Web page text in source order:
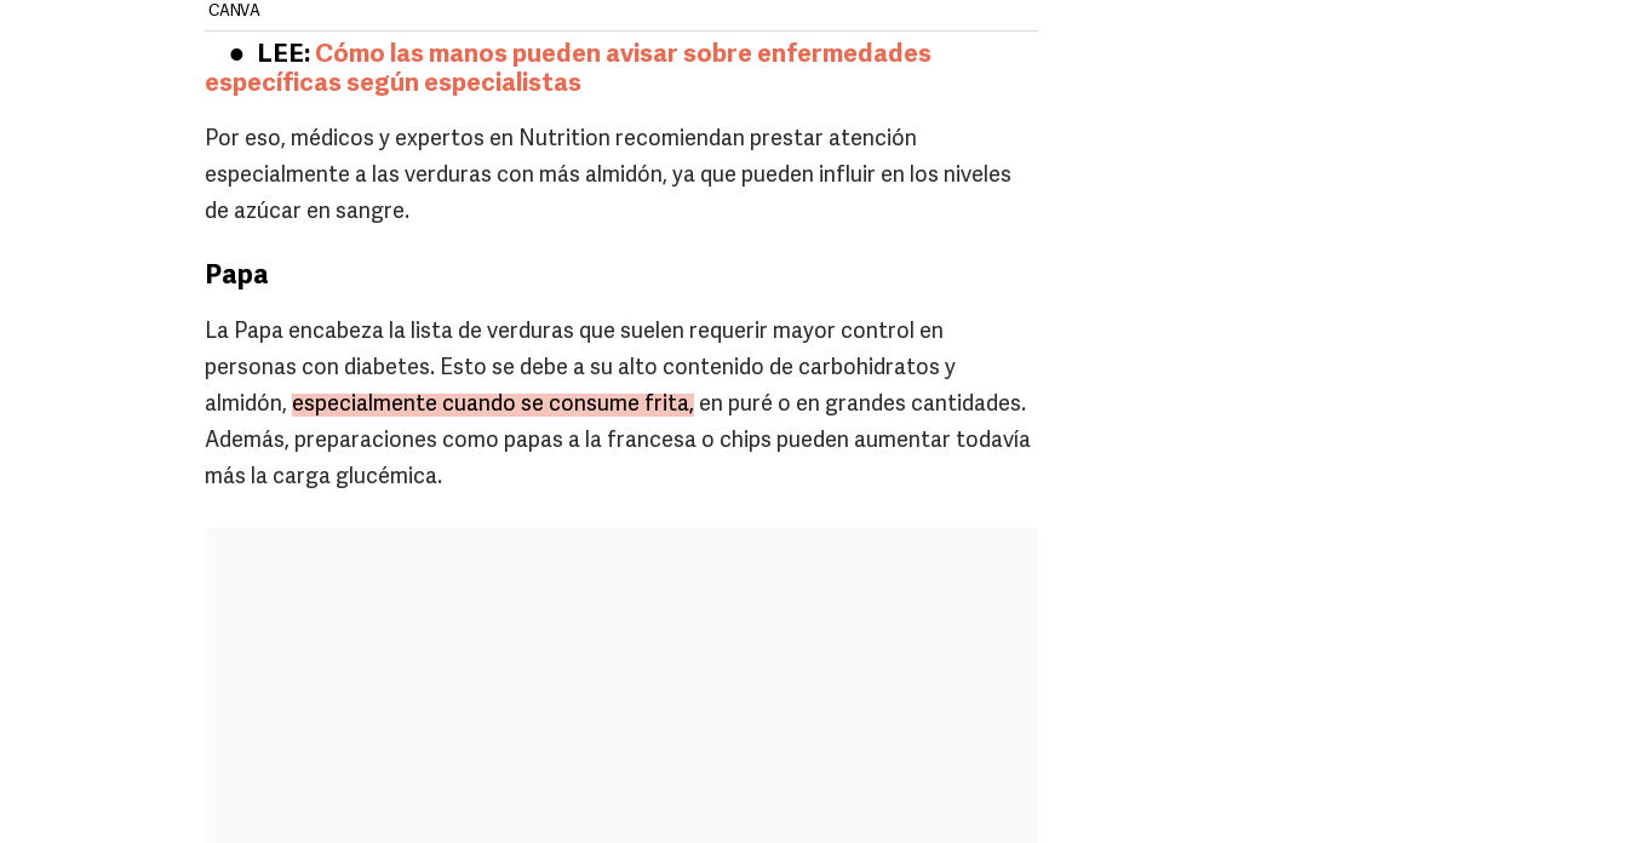
CANVA
LEE: Cómo las manos pueden avisar sobre enfermedades
específicas según especialistas
Por eso, médicos y expertos en Nutrition recomiendan prestar atención
especialmente a las verduras con más almidón, ya que pueden influir en los niveles
de azúcar en sangre.
Papa
La Papa encabeza la lista de verduras que suelen requerir mayor control en
personas con diabetes. Esto se debe a su alto contenido de carbohidratos y
almidón, especialmente cuando se consume frita, en puré o en grandes cantidades.
Además, preparaciones como papas a la francesa o chips pueden aumentar todavía
más la carga glucémica.